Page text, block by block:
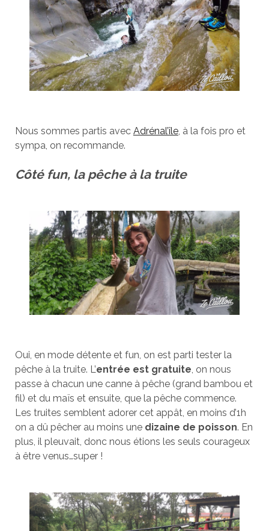
Nous sommes partis avec Adrénal’île, à la fois pro et
sympa, on recommande.
Côté fun, la pêche à la truite
Oui, en mode détente et fun, on est parti tester la
pêche à la truite. L’entrée est gratuite , on nous
passe à chacun une canne à pêche (grand bambou et
fil) et du maïs et ensuite, que la pêche commence.
Les truites semblent adorer cet appât, en moins d’1h
on a dû pêcher au moins une dizaine de poisson. En
plus, il pleuvait, donc nous étions les seuls courageux
à être venus…super !